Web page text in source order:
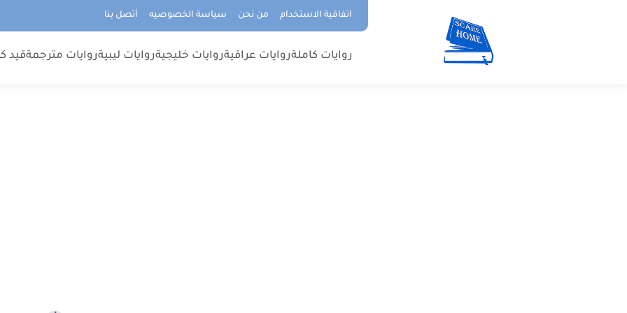
اتفاقية الاستخدام من نحن سياسة الخصوصيه أتصل بنا
روايات كاملةروايات عراقيةروايات خليجيةروايات ليبيةروايات مترجمةقيد